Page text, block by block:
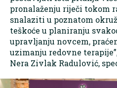
pronalaženju riječi tokom
snalaziti u poznatom
teškoće u planiranju
upravljanju novcem,
uzimanju redovne
Nera Zivlak Radulović,